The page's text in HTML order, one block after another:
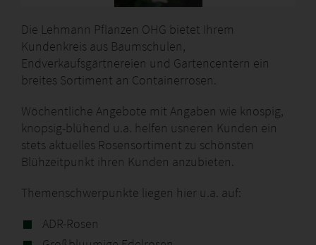
Die Lehmann Pflanzen OHG bietet Ihrem
Kundenkreis aus Baumschulen,
Endverkaufsgärtnereien und Gartencentern ein
breites Sortiment an Containerrosen.
Wöchentliche Angebote mit Angaben wie knospig,
knopsig-blühend u.a. helfen usneren Kunden ein
stets aktuelles Rosensortiment zu schönsten
Blühzeitpunkt ihren Kunden anzubieten.
Themenschwerpunkte liegen hier u.a. auf:
ADR-Rosen